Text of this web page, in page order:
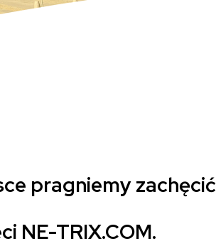
pragniemy zachęcić
NE-TRIX.COM.